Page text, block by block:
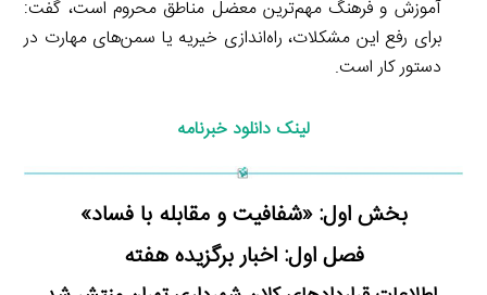
آموزش و فرهنگ مهم‌ترین معضل مناطق محروم است، گفت:
برای رفع این مشکلات، راه‌اندازی خیریه یا سمن‌های مهارت در
دستور کار است.
لینک دانلود خبرنامه
بخش اول: «شفافیت و مقابله با فساد»
فصل اول: اخبار برگزیده هفته